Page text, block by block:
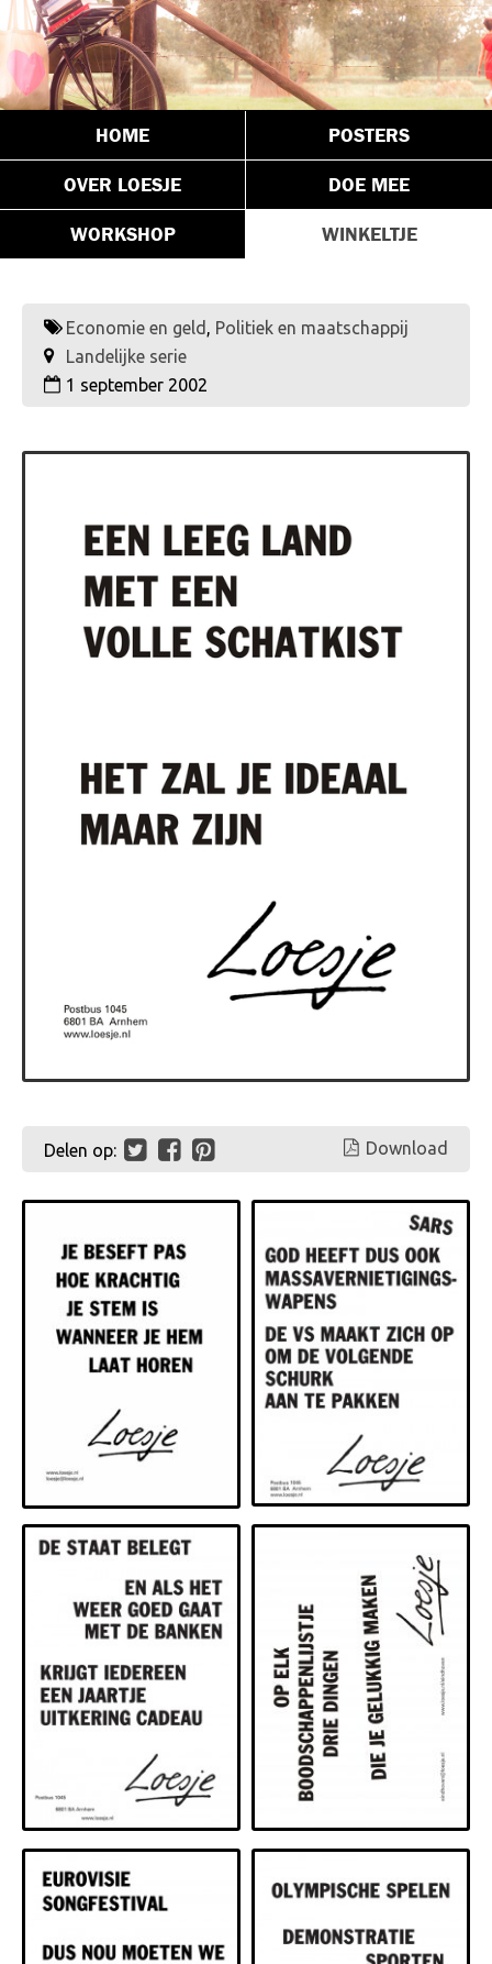
HOME POSTERS
OVER LOESJE DOE MEE
WORKSHOP WINKELTJE
Economie en geld , Politiek en maatschappij
Landelijke serie
1 september 2002
Delen op: Download